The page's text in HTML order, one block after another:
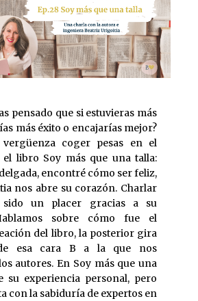
pensado que si estuvieras más
más éxito o encajarías mejor?
coger pesas en el
el libro Soy más que una talla:
encontré cómo ser feliz,
nos abre su corazón. Charlar
un placer gracias a su
sobre cómo fue el
del libro, la posterior gira
esa cara B a la que nos
autores. En Soy más que una
su experiencia personal, pero
con la sabiduría de expertos en